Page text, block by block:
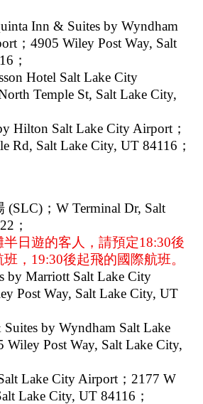
Inn & Suites by Wyndham
；4905 Wiley Post Way, Salt
；
Hotel Salt Lake City
Temple St, Salt Lake City,
Hilton Salt Lake City Airport；
Rd, Salt Lake City, UT 84116；
(SLC)；W Terminal Dr, Salt
；
日遊的客人，請預定18:30後
，19:30後起飛的國際航班。
by Marriott Salt Lake City
Post Way, Salt Lake City, UT
by Wyndham Salt Lake
Post Way, Salt Lake City,
Lake City Airport；2177 W
Lake City, UT 84116；